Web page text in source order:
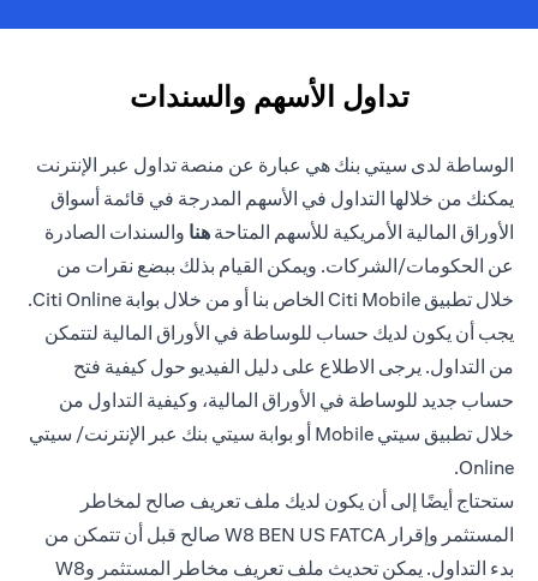
تداول الأسهم والسندات
الوساطة لدى سيتي بنك هي عبارة عن منصة تداول عبر الإنترنت
يمكنك من خلالها التداول في الأسهم المدرجة في قائمة أسواق
الأوراق المالية الأمريكية للأسهم المتاحة هنا opens in a new tab
والسندات الصادرة
عن الحكومات/الشركات. ويمكن القيام بذلك ببضع نقرات من
خلال تطبيق Citi Mobile الخاص بنا أو من خلال بوابة Citi Online.
يجب أن يكون لديك حساب للوساطة في الأوراق المالية لتتمكن
من التداول. يرجى الاطلاع على دليل الفيديو حول كيفية فتح
حساب جديد للوساطة في الأوراق المالية، وكيفية التداول من
خلال تطبيق سيتي Mobile أو بوابة سيتي بنك عبر الإنترنت/ سيتي
Online.
ستحتاج أيضًا إلى أن يكون لديك ملف تعريف صالح لمخاطر
المستثمر وإقرار W8 BEN US FATCA صالح قبل أن تتمكن من
بدء التداول. يمكن تحديث ملف تعريف مخاطر المستثمر وW8